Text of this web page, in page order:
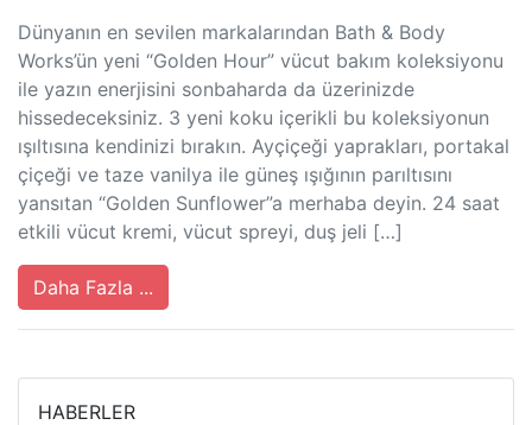
Dünyanın en sevilen markalarından Bath & Body
Works’ün yeni “Golden Hour” vücut bakım koleksiyonu
ile yazın enerjisini sonbaharda da üzerinizde
hissedeceksiniz. 3 yeni koku içerikli bu koleksiyonun
ışıltısına kendinizi bırakın. Ayçiçeği yaprakları, portakal
çiçeği ve taze vanilya ile güneş ışığının parıltısını
yansıtan “Golden Sunflower”a merhaba deyin. 24 saat
etkili vücut kremi, vücut spreyi, duş jeli […]
Daha Fazla ...
HABERLER